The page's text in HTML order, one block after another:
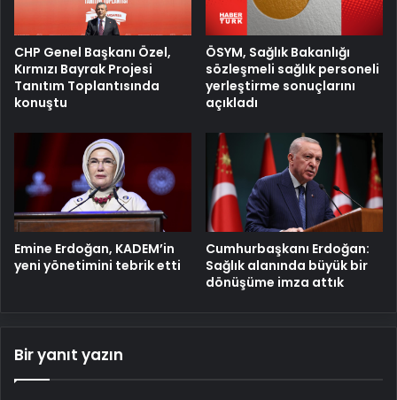
CHP Genel Başkanı Özel,
Kırmızı Bayrak Projesi
Tanıtım Toplantısında
konuştu
ÖSYM, Sağlık Bakanlığı
sözleşmeli sağlık personeli
yerleştirme sonuçlarını
açıkladı
Emine Erdoğan, KADEM’in
yeni yönetimini tebrik etti
Cumhurbaşkanı Erdoğan:
Sağlık alanında büyük bir
dönüşüme imza attık
Bir yanıt yazın